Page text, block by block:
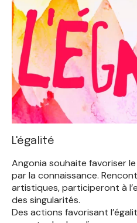
L'égalité
Angonia souhaite favoriser
par la connaissance.
artistiques, participeront à
des singularités.
Des actions favorisant